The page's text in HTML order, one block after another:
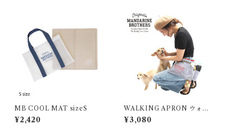
MB COOL MAT sizeS
¥2,420
WALKING APRON ウォー
キングエプロン
¥3,080